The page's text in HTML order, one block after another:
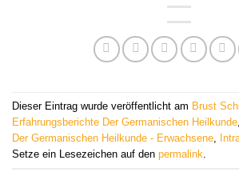
Dieser Eintrag wurde veröffentlicht am Brust
Erfahrungsberichte Der Germanischen Heilkunde
Der Germanischen Heilkunde - Erwachsene
Setze ein Lesezeichen auf den permalink